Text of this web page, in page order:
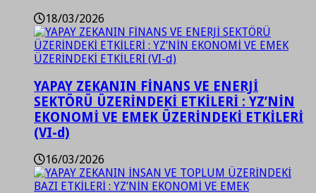
18/03/2026
YAPAY ZEKANIN FİNANS VE ENERJİ
SEKTÖRÜ ÜZERİNDEKİ ETKİLERİ : YZ’NİN
EKONOMİ VE EMEK ÜZERİNDEKİ ETKİLERİ
(VI-d)
16/03/2026